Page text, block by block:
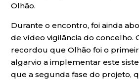
Olhão.
Durante o encontro, foi ainda
de vídeo vigilância do concelho.
recordou que Olhão foi o
algarvio a implementar este
que a segunda fase do projeto,